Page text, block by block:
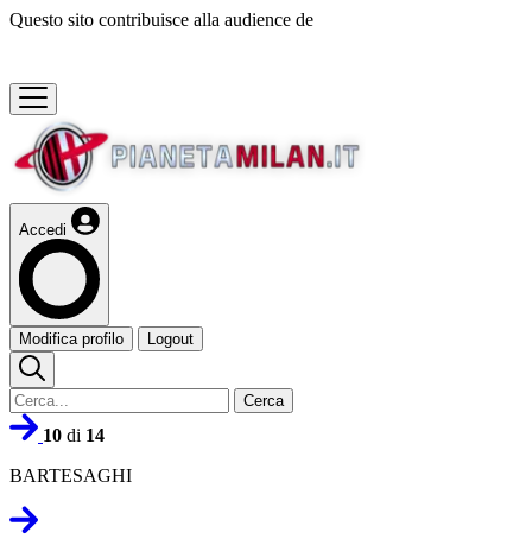
Questo sito contribuisce alla audience de
Accedi
Modifica profilo Logout
Cerca
10 di 14
BARTESAGHI